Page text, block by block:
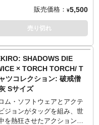
TORCH OFFICIAL
https://torchtorch.jp/
イズ （73cm／55cm／50cm
）
サイズ （77cm／58cm／
サイズ （84cm／68cm／
／26cm）
テリアル
5.6oz ヘビーウェイトボ
灰のみ 綿90%、ポリエステ
5.6oz ヘビーウェイトボ
いたタッチで、着こなしやす
上げました。
地はしっかりとした厚みの5.6
洗っても型崩れしづらく風
が出るのが特徴です。
イズ（着丈／身幅／肩幅／袖
イズ （65cm／49cm／42cm
）
イズ （69cm／52cm／46cm
ドベンチャーゲーム
SEKIRO: SHADOWS DIE
』。「TORCH TORCH」
コラボレーションTシャツが
イヤーに苦戦を強いた強敵
戒僧」。高笑いとともに長
ふるう彼女の姿を、フロ
ソフトウェア作品に関する
のファンアートが人気のイ
トレーター・芳川氏が耽美
筆画で描き下ろし。洗練さ
販売価格： ¥5,500
売り切れ
SHADOWS DIE
× TORCH TORCH/ T
ツコレクション: 破戒僧
Sサイズ
ム・ソフトウェアとアクテ
ジョンがタッグを組み、世
を熱狂させたアクション・